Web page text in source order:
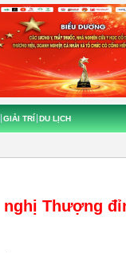
GIẢI TRÍ DU LỊCH
Thượng